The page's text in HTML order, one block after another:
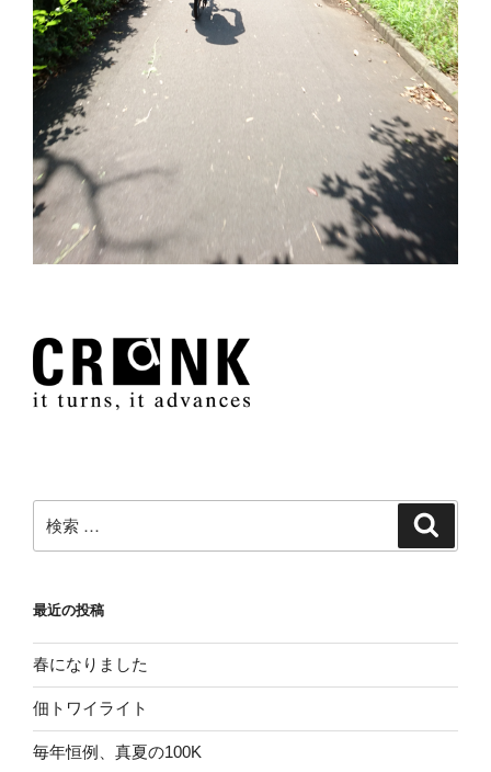
索:
最近の投稿
春になりました
佃トワイライト
毎年恒例、真夏の100K